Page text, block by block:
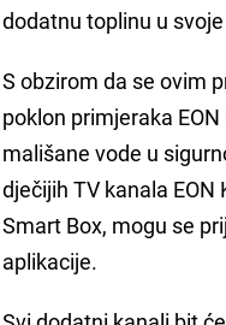
dodatnu toplinu u
S obzirom da se ovim
poklon primjeraka
mališane vode u
dječijih TV kanala
Smart Box, mogu se
aplikacije.